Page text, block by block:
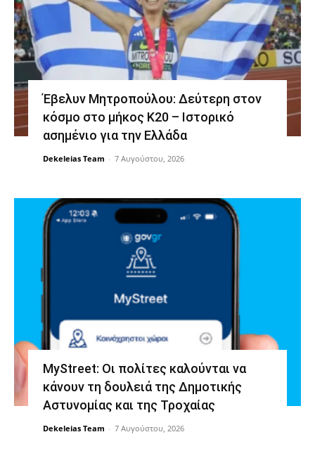
Έβελυν Μητροπούλου: Δεύτερη στον
κόσμο στο μήκος Κ20 – Ιστορικό
ασημένιο για την Ελλάδα
Dekeleias Team - 7 Αυγούστου, 2026
MyStreet: Οι πολίτες καλούνται να
κάνουν τη δουλειά της Δημοτικής
Αστυνομίας και της Τροχαίας
Dekeleias Team - 7 Αυγούστου, 2026